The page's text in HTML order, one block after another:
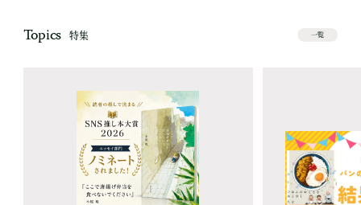
Topics 特集 一覧